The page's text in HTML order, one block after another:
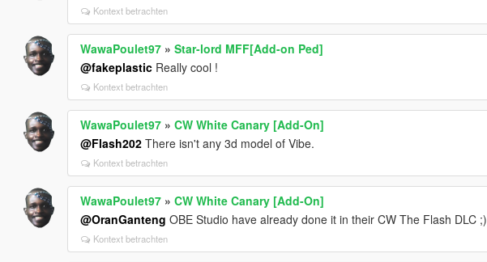
Kontext betrachten
WawaPoulet97» Star-lord MFF[Add-on Ped]
@fakeplasticReally cool !
Kontext betrachten
WawaPoulet97» CW White Canary [Add-On]
@Flash202There isn't any 3d model of Vibe.
Kontext betrachten
WawaPoulet97» CW White Canary [Add-On]
@OranGanteng OBE Studio have already done it in their CW The Flash DLC ;)
Kontext betrachten